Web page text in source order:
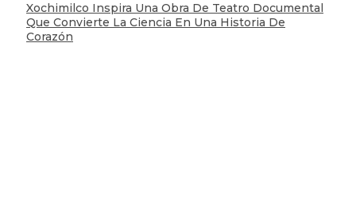
Xochimilco Inspira Una Obra De Teatro Documental
Que Convierte La Ciencia En Una Historia De
Corazón